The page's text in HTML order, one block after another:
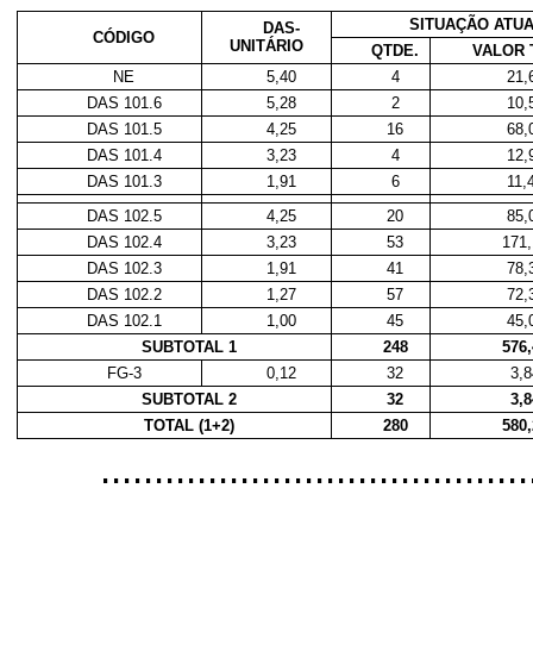
CÓDIGO
DAS-
UNITÁRIO
SITUAÇÃO
QTDE.
VALOR
NE
5,40 4
DAS 101.6
5,28 2
DAS 101.5
4,25 16
DAS 101.4
3,23 4
DAS 101.3
1,91 6
DAS 102.5
4,25 20
DAS 102.4
3,23 53
DAS 102.3
1,91 41
DAS 102.2
1,27 57
DAS 102.1
1,00 45
SUBTOTAL 1
248
FG-3
0,12 32
SUBTOTAL 2
32
TOTAL (1+2)
280